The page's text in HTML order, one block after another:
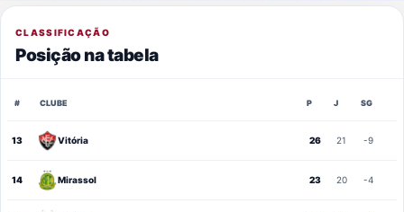
CLASSIFICAÇÃO
Posição na tabela
# CLUBE P J SG
13 Vitória 26 21 -9
14 Mirassol 23 20 -4